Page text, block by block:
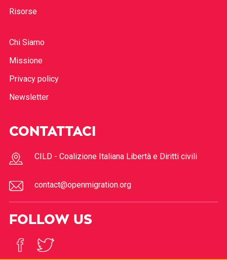
Risorse
Chi Siamo
Missione
Privacy policy
Newsletter
CONTATTACI
CILD - Coalizione Italiana Libertà e Diritti civili
contact@openmigration.org
FOLLOW US